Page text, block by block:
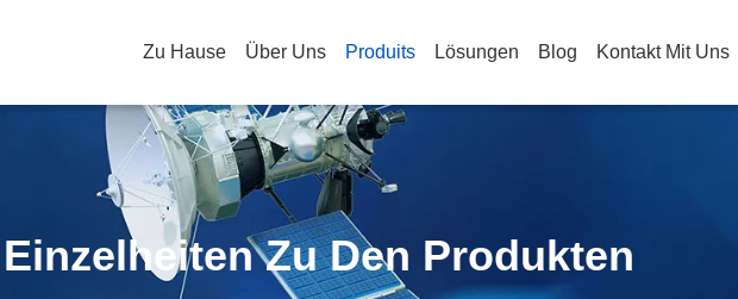
Zu Hause Über Uns Produits Lösungen Blog Kontakt Mit Uns
Einzelheiten Zu Den Produkten